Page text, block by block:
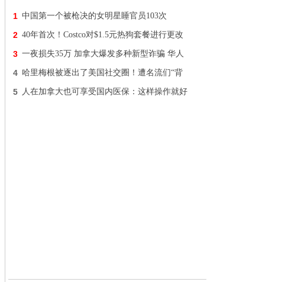
1 中国第一个被枪决的女明星睡官员103次
2 40年首次！Costco对$1.5元热狗套餐进行更改
3 一夜损失35万 加拿大爆发多种新型诈骗 华人
4 哈里梅根被逐出了美国社交圈！遭名流们“背
5 人在加拿大也可享受国内医保：这样操作就好